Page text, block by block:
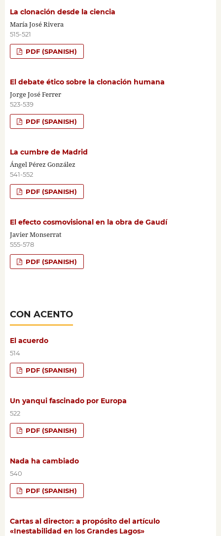
La clonación desde la ciencia
María José Rivera
515-521
PDF (SPANISH)
El debate ético sobre la clonación humana
Jorge José Ferrer
523-539
PDF (SPANISH)
La cumbre de Madrid
Ángel Pérez González
541-552
PDF (SPANISH)
El efecto cosmovisional en la obra de Gaudí
Javier Monserrat
555-578
PDF (SPANISH)
CON ACENTO
El acuerdo
514
PDF (SPANISH)
Un yanqui fascinado por Europa
522
PDF (SPANISH)
Nada ha cambiado
540
PDF (SPANISH)
Cartas al director: a propósito del artículo
«Inestabilidad en los Grandes Lagos»